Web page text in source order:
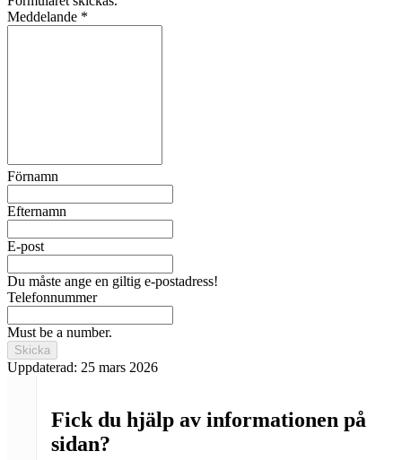
Meddelande *
Förnamn
Efternamn
E-post
Du måste ange en giltig e-postadress!
Telefonnummer
Must be a number.
Skicka
Uppdaterad: 25 mars 2026
Fick du hjälp av informationen på
sidan?